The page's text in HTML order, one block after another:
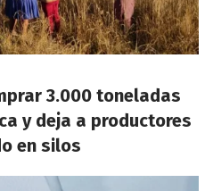
3.000 toneladas
y deja a productores
en silos